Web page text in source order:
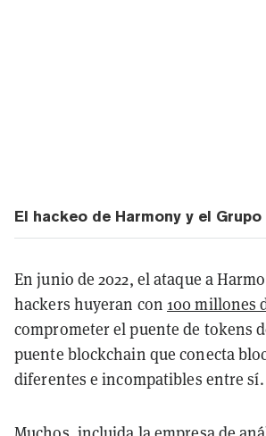
El hackeo de Harmony y el Grupo
En junio de 2022, el ataque a
hackers huyeran con 100 millones
comprometer el puente de tokens
puente blockchain que conecta
diferentes e incompatibles entre sí.